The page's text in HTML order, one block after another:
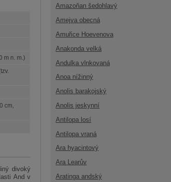
m n. m.)
cm,
divoký
And v
Amazoňan šedohlavý
Amejva obecná
Amuřice Hoevenova
Anakonda velká
Andulka vlnkovaná
Anoa nížinný
Anolis barakojský
Anolis jeskynní
Antilopa losí
Antilopa vraná
Ara hyacintový
Ara Learův
Aratinga andský